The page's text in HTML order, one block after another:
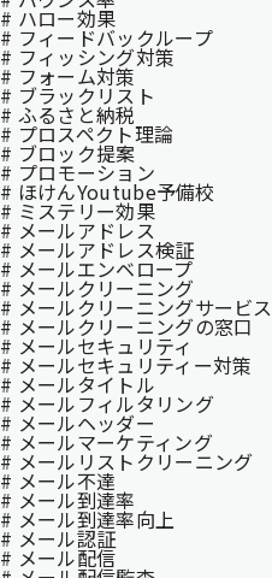
# ハロー効果
# フィードバックループ
# フィッシング対策
# フォーム対策
# ブラックリスト
# ふるさと納税
# プロスペクト理論
# ブロック提案
# プロモーション
# ほけんYoutube予備校
# ミステリー効果
# メールアドレス
# メールアドレス検証
# メールエンベロープ
# メールクリーニング
# メールクリーニングサービス
# メールクリーニングの窓口
# メールセキュリティ
# メールセキュリティー対策
# メールタイトル
# メールフィルタリング
# メールヘッダー
# メールマーケティング
# メールリストクリーニング
# メール不達
# メール到達率
# メール到達率向上
# メール認証
# メール配信